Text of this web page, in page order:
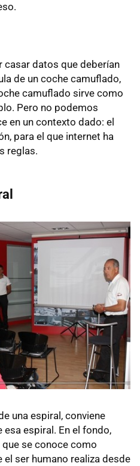
casar datos que deberían
de un coche camuflado,
camuflado sirve como
Pero no podemos
en un contexto dado: el
para el que internet ha
reglas.
una espiral, conviene
esa espiral. En el fondo,
se conoce como
el ser humano realiza desde